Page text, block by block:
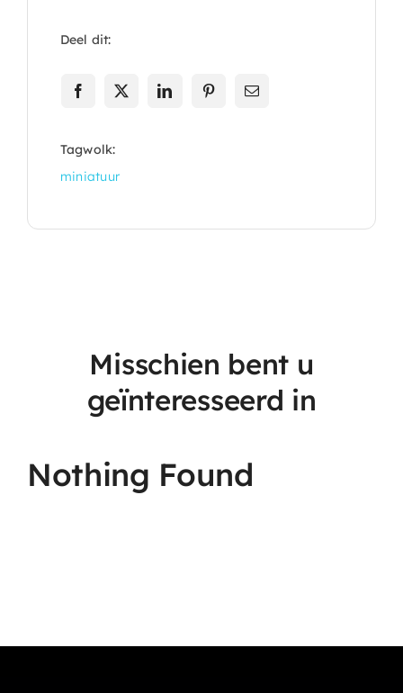
Deel dit:
Tagwolk:
miniatuur
Misschien bent u
geïnteresseerd in
Nothing Found